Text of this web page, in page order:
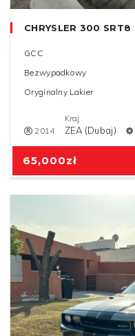
65,000zł
CHRYSLER 300 SRT8
GCC
Bezwypadkowy
Oryginalny Lakier
2014
Kraj
ZEA (Dubaj)